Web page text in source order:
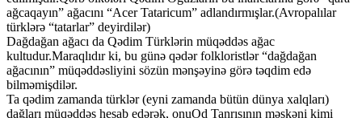
ağcaqayın” ağacını “Acer Tataricum” adlandırmışlar.(Avropalılar
türklərə “tatarlar” deyirdilər)
Dağdağan ağacı da Qədim Türklərin müqəddəs ağac
kultudur.Maraqlıdır ki, bu günə qədər folkloristlər “dağdağan
ağacının” müqəddəsliyini sözün mənşəyinə görə təqdim edə
bilməmişdilər.
Ta qədim zamanda türklər (eyni zamanda bütün dünya xalqları)
dağları müqəddəs hesab edərək, onuOd Tanrısının məskəni kimi